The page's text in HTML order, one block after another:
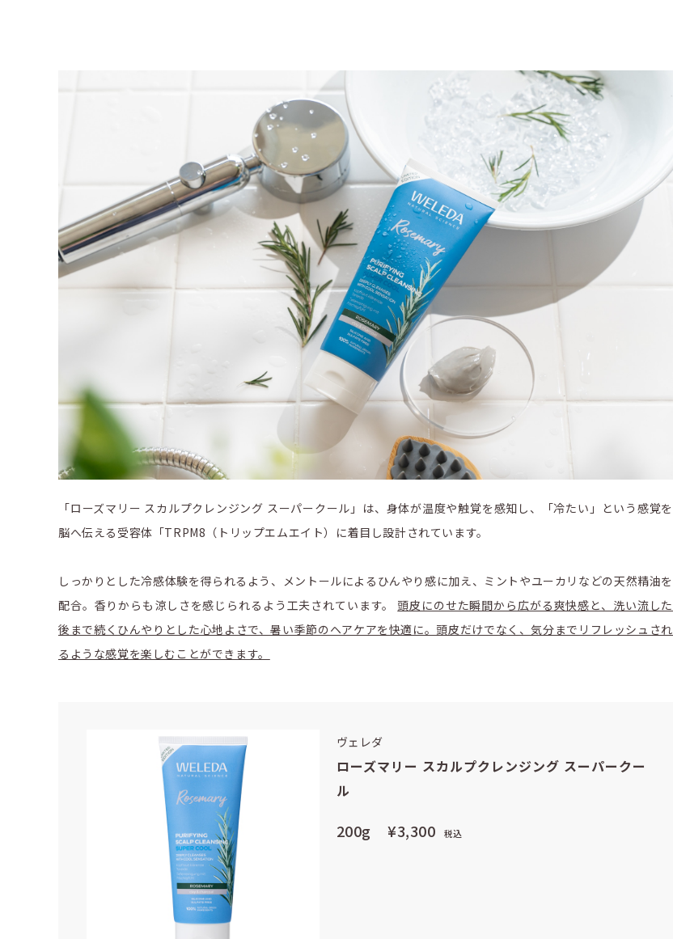
「ローズマリー スカルプクレンジング スーパークール」は、身体が温度や触覚を感知し、「冷たい」という感覚を
脳へ伝える受容体「TRPM8（トリップエムエイト）に着目し設計されています。
しっかりとした冷感体験を得られるよう、メントールによるひんやり感に加え、ミントやユーカリなどの天然精油を
配合。香りからも涼しさを感じられるよう工夫されています。 頭皮にのせた瞬間から広がる爽快感と、洗い流した
後まで続くひんやりとした心地よさで、暑い季節のヘアケアを快適に。頭皮だけでなく、気分までリフレッシュされ
るような感覚を楽しむことができます。
ヴェレダ
ローズマリー スカルプクレンジング スーパークー
ル
200g ¥3,300 税込